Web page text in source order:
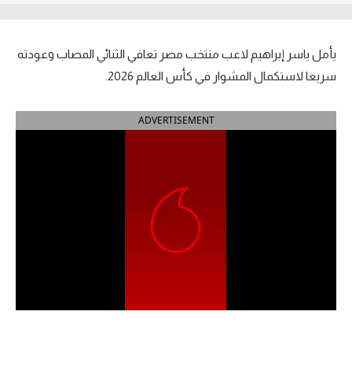
الدوري الإنجليزي الممتاز
الدوري الإسباني
يأمل ياسر إبراهيم لاعب منتخب مصر تعافي الثنائي المصاب وعودته
سريعا لاستكمال المشوار في كأس العالم 2026.
ADVERTISEMENT